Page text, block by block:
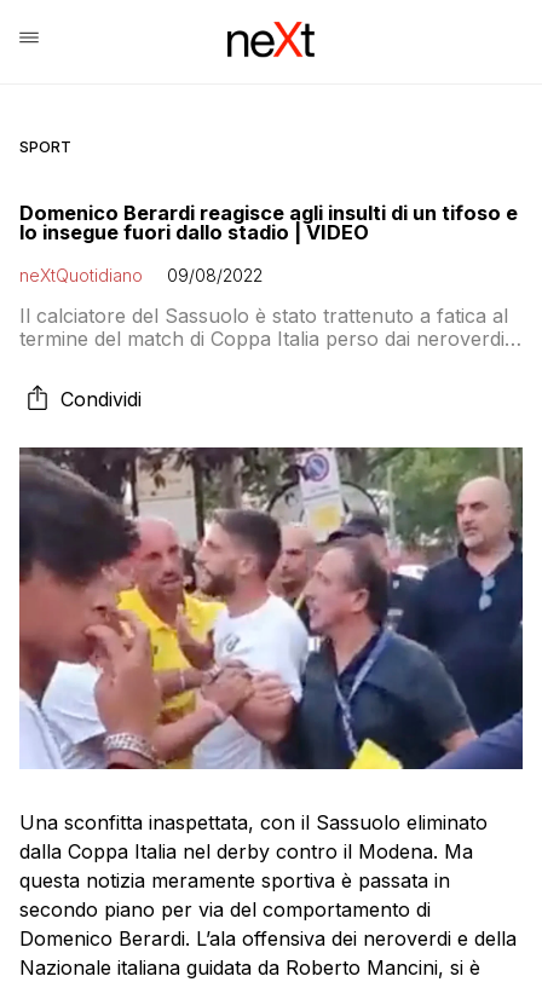
SPORT
Domenico Berardi reagisce agli insulti di un tifoso e
lo insegue fuori dallo stadio | VIDEO
neXtQuotidiano 09/08/2022
Il calciatore del Sassuolo è stato trattenuto a fatica al
termine del match di Coppa Italia perso dai neroverdi a
Condividi
Una sconfitta inaspettata, con il Sassuolo eliminato
dalla Coppa Italia nel derby contro il Modena. Ma
questa notizia meramente sportiva è passata in
secondo piano per via del comportamento di
Domenico Berardi. L’ala offensiva dei neroverdi e della
Nazionale italiana guidata da Roberto Mancini, si è